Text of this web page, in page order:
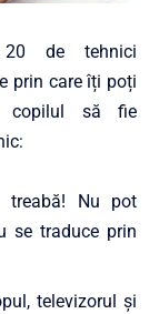
20 de tehnici
prin care îți poți
copilul să fie
treabă! Nu pot
se traduce prin
televizorul și